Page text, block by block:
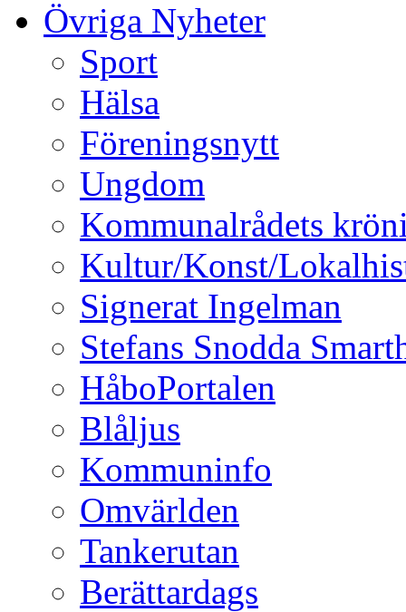
Övriga Nyheter
Sport
Hälsa
Föreningsnytt
Ungdom
Kommunalrådets
Kultur/Konst/
Signerat Ingelman
Stefans Snodda
HåboPortalen
Blåljus
Kommuninfo
Omvärlden
Tankerutan
Berättardags